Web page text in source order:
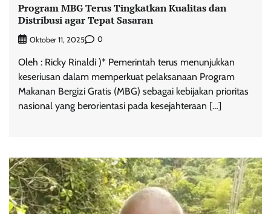
Program MBG Terus Tingkatkan Kualitas dan
Distribusi agar Tepat Sasaran
Oktober 11, 2025 0
Oleh : Ricky Rinaldi )* Pemerintah terus menunjukkan
keseriusan dalam memperkuat pelaksanaan Program
Makanan Bergizi Gratis (MBG) sebagai kebijakan prioritas
nasional yang berorientasi pada kesejahteraan […]